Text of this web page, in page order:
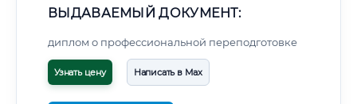
ВЫДАВАЕМЫЙ ДОКУМЕНТ:
диплом о профессиональной переподготовке
Узнать цену Написать в Max